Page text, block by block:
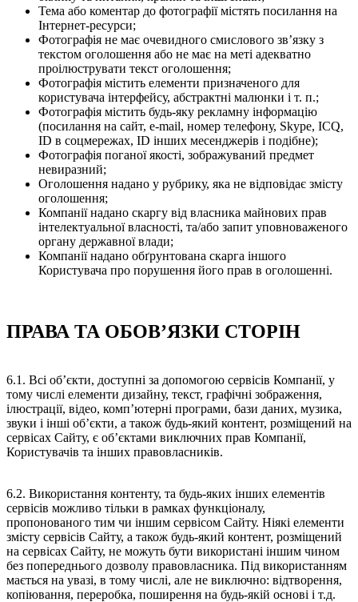
Тема або коментар до фотографії містять посилання на
Інтернет-ресурси;
Фотографія не має очевидного смислового зв’язку з
текстом оголошення або не має на меті адекватно
проілюструвати текст оголошення;
Фотографія містить елементи призначеного для
користувача інтерфейсу, абстрактні малюнки і т. п.;
Фотографія містить будь-яку рекламну інформацію
(посилання на сайт, e-mail, номер телефону, Skype, IСQ,
ID в соцмережах, ID інших месенджерів і подібне);
Фотографія поганої якості, зображуваний предмет
невиразний;
Оголошення надано у рубрику, яка не відповідає змісту
оголошення;
Компанії надано скаргу від власника майнових прав
інтелектуальної власності, та/або запит уповноваженого
органу державної влади;
Компанії надано обґрунтована скарга іншого
Користувача про порушення його прав в оголошенні.
ПРАВА ТА ОБОВ’ЯЗКИ СТОРІН
6.1. Всі об’єкти, доступні за допомогою сервісів Компанії, у
тому числі елементи дизайну, текст, графічні зображення,
ілюстрації, відео, комп’ютерні програми, бази даних, музика,
звуки і інші об’єкти, а також будь-який контент, розміщений на
сервісах Сайту, є об’єктами виключних прав Компанії,
Користувачів та інших правовласників.
6.2. Використання контенту, та будь-яких інших елементів
сервісів можливо тільки в рамках функціоналу,
пропонованого тим чи іншим сервісом Сайту. Ніякі елементи
змісту сервісів Сайту, а також будь-який контент, розміщений
на сервісах Сайту, не можуть бути використані іншим чином
без попереднього дозволу правовласника. Під використанням
мається на увазі, в тому числі, але не виключно: відтворення,
копіювання, переробка, поширення на будь-якій основі і т.д.